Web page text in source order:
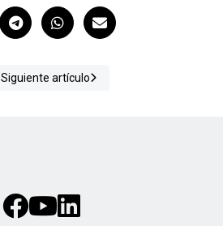
Siguiente artículo